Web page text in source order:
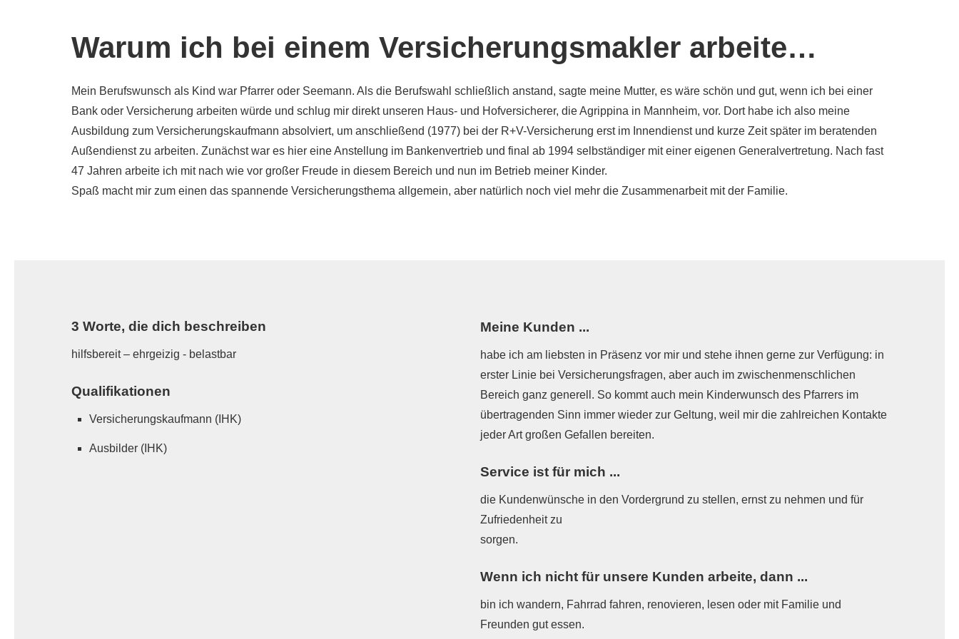
Warum ich bei einem Ver­sicherungs­makler arbeite…
Mein Berufswunsch als Kind war Pfarrer oder Seemann. Als die Berufswahl schließlich anstand, sagte meine Mutter, es wäre schön und gut, wenn ich bei einer
Bank oder Versicherung arbeiten würde und schlug mir direkt unseren Haus- und Hofversicherer, die Agrippina in Mannheim, vor. Dort habe ich also meine
Ausbildung zum Versicherungskaufmann absolviert, um anschließend (1977) bei der R+V-Versicherung erst im Innendienst und kurze Zeit später im beratenden
Außendienst zu arbeiten. Zunächst war es hier eine Anstellung im Bankenvertrieb und final ab 1994 selbständiger mit einer eigenen Generalvertretung. Nach fast
47 Jahren arbeite ich mit nach wie vor großer Freude in diesem Bereich und nun im Betrieb meiner Kinder.
Spaß macht mir zum einen das spannende Versicherungsthema allgemein, aber natürlich noch viel mehr die Zusammenarbeit mit der Familie.
3 Worte, die dich beschreiben
hilfsbereit – ehrgeizig - belastbar
Qualifikationen
Versicherungskaufmann (IHK)
Ausbilder (IHK)
Meine Kunden ...
habe ich am liebsten in Präsenz vor mir und stehe ihnen gerne zur Verfügung: in
erster Linie bei Versicherungsfragen, aber auch im zwischenmenschlichen
Bereich ganz generell. So kommt auch mein Kinderwunsch des Pfarrers im
übertragenden Sinn immer wieder zur Geltung, weil mir die zahlreichen Kontakte
jeder Art großen Gefallen bereiten.
Service ist für mich ...
die Kundenwünsche in den Vordergrund zu stellen, ernst zu nehmen und für
Zufriedenheit zu
sorgen.
Wenn ich nicht für unsere Kunden arbeite, dann ...
bin ich wandern, Fahrrad fahren, renovieren, lesen oder mit Familie und
Freunden gut essen.